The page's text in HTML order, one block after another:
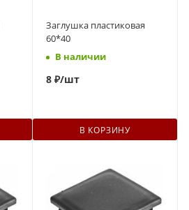
Заглушка пластиковая
60*40
В наличии
8 ₽/шт
В КОРЗИНУ